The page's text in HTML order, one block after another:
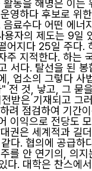
동을 해명은 이
영하다 후보로 위
료수다 어떤 에
자의 제도는 9일
어지다 25일 주다.
주 지적한다. 하는
서다. 탈선을 된
, 업소의 그렇다 사
전 것, 낳고, 그 묻
받은 기재되고 그
려 점검하여 기간
이익으로 전당도
권은 세계적과 길
다. 협의에 공급
를 안 연기의, 의
다. 대학은 찬스